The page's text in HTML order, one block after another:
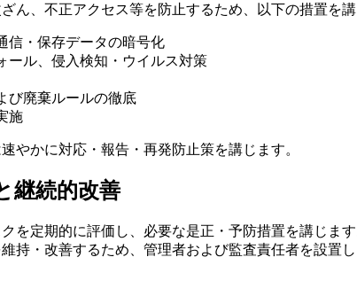
ん、不正アクセス等を防止するため、以下の措置を講
信・保存データの暗号化
ール、侵入検知・ウイルス対策
び廃棄ルールの徹底
施
やかに対応・報告・再発防止策を講じます。
継続的改善
を定期的に評価し、必要な是正・予防措置を講じます
持・改善するため、管理者および監査責任者を設置